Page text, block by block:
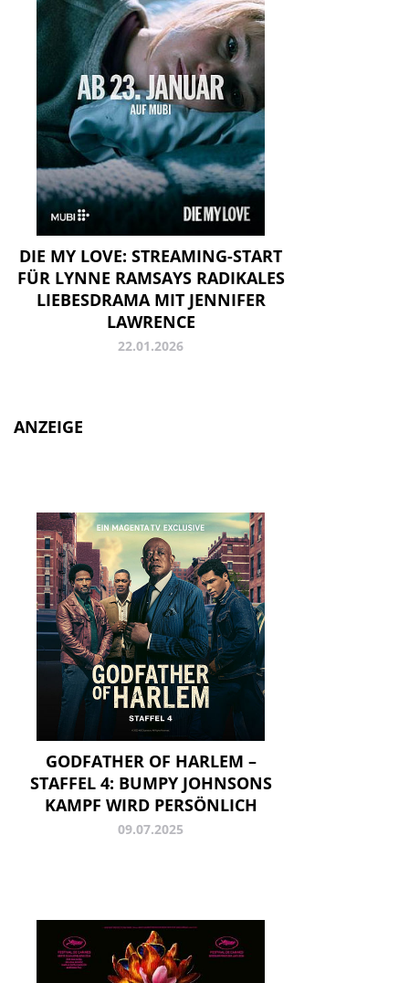
DIE MY LOVE: STREAMING-START
FÜR LYNNE RAMSAYS RADIKALES
LIEBESDRAMA MIT JENNIFER
LAWRENCE
22.01.2026
ANZEIGE
GODFATHER OF HARLEM –
STAFFEL 4: BUMPY JOHNSONS
KAMPF WIRD PERSÖNLICH
09.07.2025